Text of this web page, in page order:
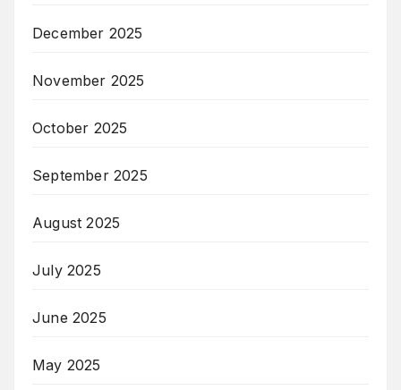
December 2025
November 2025
October 2025
September 2025
August 2025
July 2025
June 2025
May 2025